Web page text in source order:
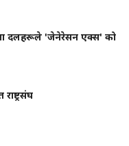
दलहरूले 'जेनेरेसन एक्स' को